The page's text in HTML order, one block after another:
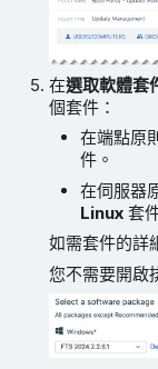
在選取軟體套
個套件：
在端點原
件。
在伺服器
Linux 套
如需套件的詳
您不需要開啟